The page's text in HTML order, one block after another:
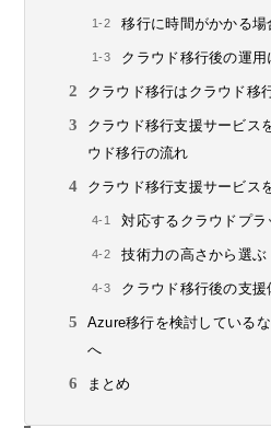
移行に時間がかかる場
クラウド移行後の運
クラウド移行はクラウド移
クラウド移行支援サービス
ウド移行の流れ
クラウド移行支援サービス
対応するクラウドプ
技術力の高さから選ぶ
クラウド移行後の支援
Azure移行を検討している
へ
まとめ